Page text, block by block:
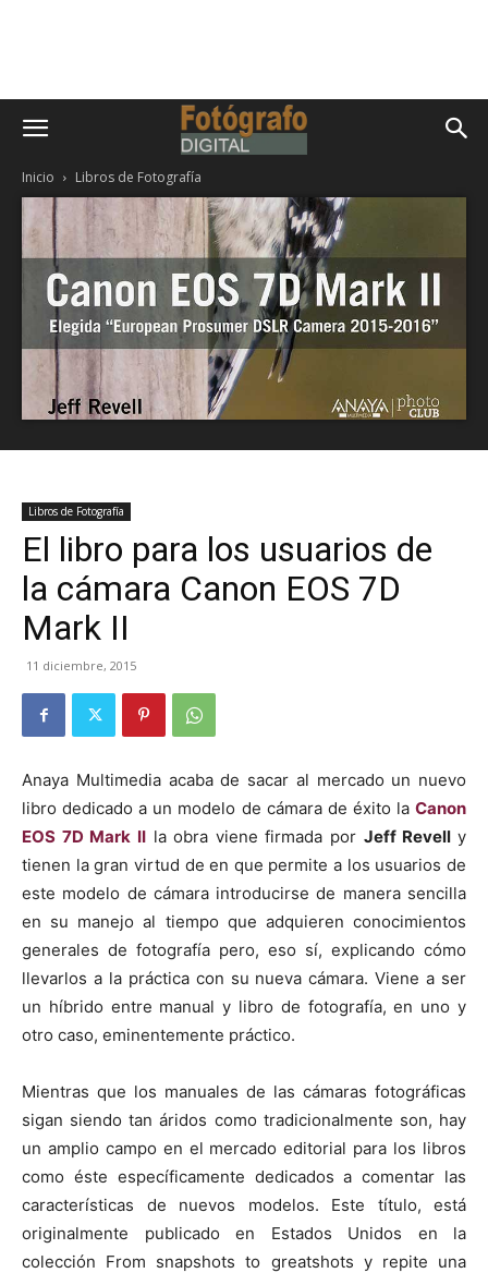
Inicio Libros de Fotografía
Libros de Fotografía
El libro para los usuarios de
la cámara Canon EOS 7D
Mark II
11 diciembre, 2015
Anaya Multimedia acaba de sacar al mercado un nuevo
libro dedicado a un modelo de cámara de éxito la Canon
EOS 7D Mark IIla obra viene firmada por Jeff Revelly
tienen la gran virtud de en que permite a los usuarios de
este modelo de cámara introducirse de manera sencilla
en su manejo al tiempo que adquieren conocimientos
generales de fotografía pero, eso sí, explicando cómo
llevarlos a la práctica con su nueva cámara. Viene a ser
un híbrido entre manual y libro de fotografía, en uno y
otro caso, eminentemente práctico.
Mientras que los manuales de las cámaras fotográficas
sigan siendo tan áridos como tradicionalmente son, hay
un amplio campo en el mercado editorial para los libros
como éste específicamente dedicados a comentar las
características de nuevos modelos. Este título, está
originalmente publicado en Estados Unidos en la
colección From snapshots to greatshots y repite una